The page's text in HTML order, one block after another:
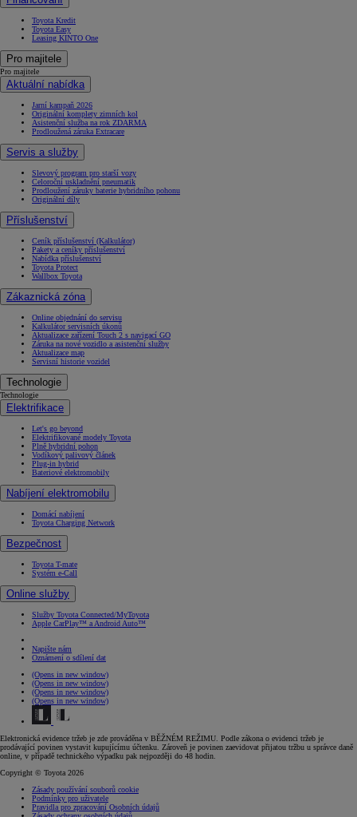
Toyota Kredit
Toyota Easy
Leasing KINTO One
Pro majitele
Pro majitele
Aktuální nabídka
Jarní kampaň 2026
Originální komplety zimních kol
Asistenční služba na rok ZDARMA
Prodloužená záruka Extracare
Servis a služby
Slevový program pro starší vozy
Celoroční uskladnění pneumatik
Prodloužení záruky baterie hybridního pohonu
Originální díly
Příslušenství
Ceník příslušenství (Kalkulátor)
Pakety a ceníky příslušenství
Nabídka příslušenství
Toyota Protect
Wallbox Toyota
Zákaznická zóna
Online objednání do servisu
Kalkulátor servisních úkonů
Aktualizace zařízení Touch 2 s navigací GO
Záruka na nové vozidlo a asistenční služby
Aktualizace map
Servisní historie vozidel
Technologie
Technologie
Elektrifikace
Let's go beyond
Elektrifikované modely Toyota
Plně hybridní pohon
Vodíkový palivový článek
Plug-in hybrid
Bateriové elektromobily
Nabíjení elektromobilu
Domácí nabíjení
Toyota Charging Network
Bezpečnost
Toyota T-mate
Systém e-Call
Online služby
Služby Toyota Connected/MyToyota
Apple CarPlay™ a Android Auto™
Napište nám
Oznámení o sdílení dat
(Opens in new window)
(Opens in new window)
(Opens in new window)
(Opens in new window)
Elektronická evidence tržeb je zde prováděna v BĚŽNÉM REŽIMU. Podle zákona o evidenci tržeb je
prodávající povinen vystavit kupujícímu účtenku. Zároveň je povinen zaevidovat přijatou tržbu u správce daně
online, v případě technického výpadku pak nejpozději do 48 hodin.
Copyright © Toyota 2026
Zásady používání souborů cookie
Podmínky pro uživatele
Pravidla pro zpracování Osobních údajů